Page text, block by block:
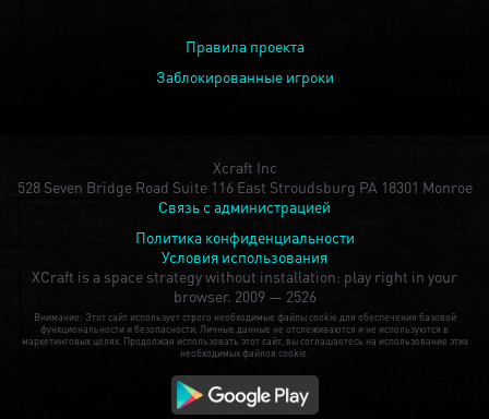
Правила проекта
Заблокированные игроки
Xcraft Inc
528 Seven Bridge Road Suite 116 East Stroudsburg PA 18301 Monroe
Связь с администрацией
Политика конфиденциальности
Условия использования
XCraft is a space strategy without installation: play right in your
browser. 2009 — 2526
Внимание: Этот сайт использует строго необходимые файлы cookie для обеспечения базовой
функциональности и безопасности. Личные данные не отслеживаются и не используются в
маркетинговых целях. Продолжая использовать этот сайт, вы соглашаетесь на использование этих
необходимых файлов cookie.